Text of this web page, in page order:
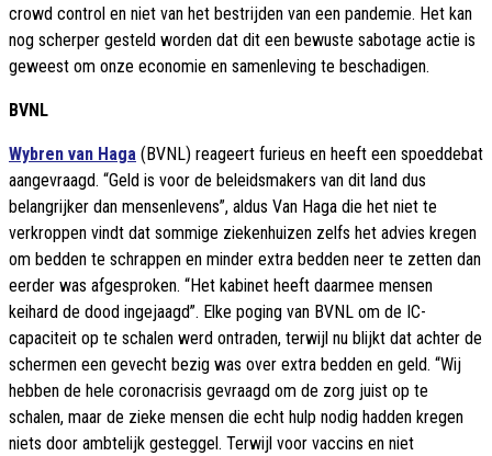
crowd control en niet van het bestrijden van een pandemie. Het kan
nog scherper gesteld worden dat dit een bewuste sabotage actie is
geweest om onze economie en samenleving te beschadigen.
BVNL
Wybren van Haga (BVNL) reageert furieus en heeft een spoeddebat
aangevraagd. “Geld is voor de beleidsmakers van dit land dus
belangrijker dan mensenlevens”, aldus Van Haga die het niet te
verkroppen vindt dat sommige ziekenhuizen zelfs het advies kregen
om bedden te schrappen en minder extra bedden neer te zetten dan
eerder was afgesproken. “Het kabinet heeft daarmee mensen
keihard de dood ingejaagd”. Elke poging van BVNL om de IC-
capaciteit op te schalen werd ontraden, terwijl nu blijkt dat achter de
schermen een gevecht bezig was over extra bedden en geld. “Wij
hebben de hele coronacrisis gevraagd om de zorg juist op te
schalen, maar de zieke mensen die echt hulp nodig hadden kregen
niets door ambtelijk gesteggel. Terwijl voor vaccins en niet